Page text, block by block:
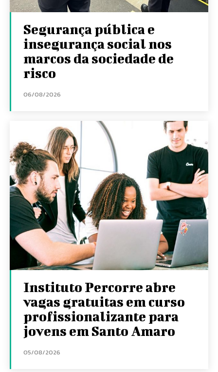
Segurança pública e
insegurança social nos
marcos da sociedade de
risco
06/08/2026
Instituto Percorre abre
vagas gratuitas em curso
profissionalizante para
jovens em Santo Amaro
05/08/2026